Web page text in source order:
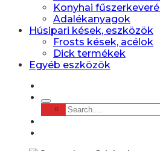
Konyhai
Adalékanyagok
Húsipari kések, eszközök
Frosts kések, acélok
Dick termékek
Egyéb eszközök